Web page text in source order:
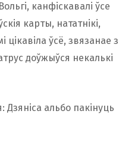
канфіскавалі ўсе
карты, нататнікі,
цікавіла ўсё, звязанае з
доўжыўся некалькі
Дзяніса альбо пакінуць